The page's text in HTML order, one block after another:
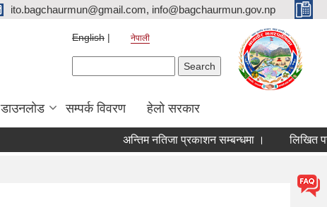
ito.bagchaurmun@gmail.com, info@bagchaurmun.gov.np
English नेपाली
डाउनलोड सम्पर्क विवरण हेलो सरकार
अन्तिम नतिजा प्रकाशन सम्बन्धमा । लिखित